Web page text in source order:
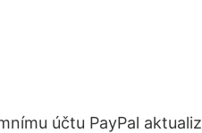
účtu PayPal